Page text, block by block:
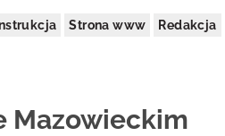
Strona www Redakcja
Mazowieckim